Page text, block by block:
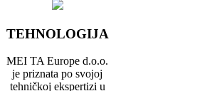
TEHNOLOGIJA
MEI TA Europe d.o.o.
je priznata po svojoj
tehničkoj ekspertizi u